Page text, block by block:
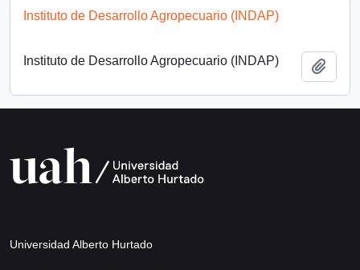
Instituto de Desarrollo Agropecuario (INDAP)
Instituto de Desarrollo Agropecuario (INDAP)
Universidad Alberto Hurtado